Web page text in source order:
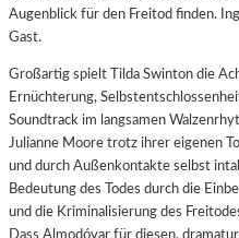
Augenblick für den Freitod finden.
Gast.
Großartig spielt Tilda Swinton die
Ernüchterung,
Soundtrack im langsamen
Julianne Moore trotz ihrer eigenen
und durch Außenkontakte selbst
Bedeutung des Todes durch die
und die Kriminalisierung des
Dass Almodóvar für diesen,